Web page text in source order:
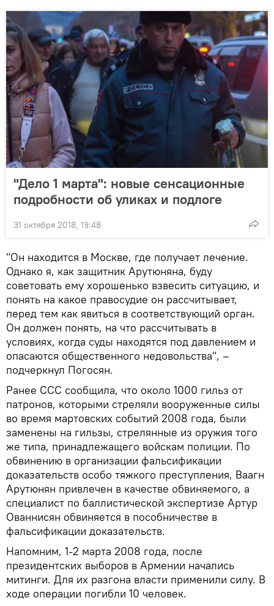
"Дело 1 марта": новые сенсационные
подробности об уликах и подлоге
31 октября 2018, 19:48
"Он находится в Москве, где получает лечение.
Однако я, как защитник Арутюняна, буду
советовать ему хорошенько взвесить ситуацию, и
понять на какое правосудие он рассчитывает,
перед тем как явиться в соответствующий орган.
Он должен понять, на что рассчитывать в
условиях, когда суды находятся под давлением и
опасаются общественного недовольства", –
подчеркнул Погосян.
Ранее ССС сообщила, что около 1000 гильз от
патронов, которыми стреляли вооруженные силы
во время мартовских событий 2008 года, были
заменены на гильзы, стрелянные из оружия того
же типа, принадлежащего войскам полиции. По
обвинению в организации фальсификации
доказательств особо тяжкого преступления, Ваагн
Арутюнян привлечен в качестве обвиняемого, а
специалист по баллистической экспертизе Артур
Ованнисян обвиняется в пособничестве в
фальсификации доказательств.
Напомним, 1-2 марта 2008 года, после
президентских выборов в Армении начались
митинги. Для их разгона власти применили силу. В
ходе операции погибли 10 человек.